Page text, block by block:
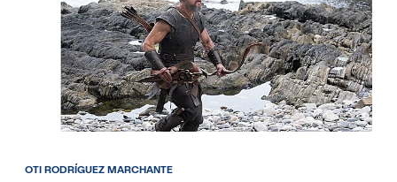
OTI RODRÍGUEZ MARCHANTE